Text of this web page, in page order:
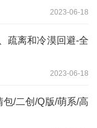
2023-06-18
疏离和冷漠回避-全
2023-06-18
包/二创/Q版/萌系/高